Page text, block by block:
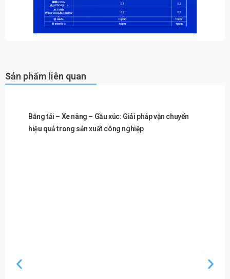
Sản phẩm liên quan
Băng tải – Xe nâng – Gầu xúc: Giải pháp vận chuyển
hiệu quả trong sản xuất công nghiệp